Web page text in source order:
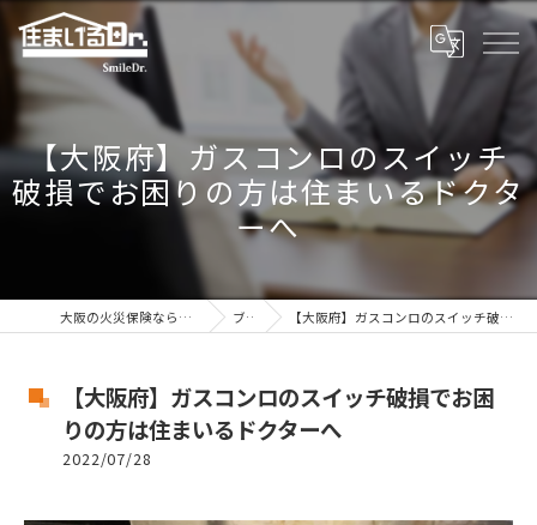
【大阪府】ガスコンロのスイッチ
破損でお困りの方は住まいるドクタ
ーへ
大阪の火災保険なら熟練の住まいるドクター ブログ 【大阪府】ガスコンロのスイッチ破損でお困りの方は住まいるドクターへ
【大阪府】ガスコンロのスイッチ破損でお困
りの方は住まいるドクターへ
2022/07/28